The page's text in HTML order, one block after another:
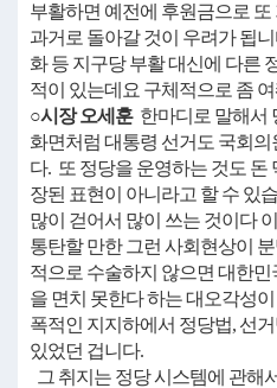
부활하면 예전에 후원금으로
과거로 돌아갈 것이 우려가 됩
화 등 지구당 부활 대신에 다른
적이 있는데요 구체적으로 좀
○시장 오세훈한마디로 말해서
화면처럼 대통령 선거도 국회의
다. 또 정당을 운영하는 것도 돈
장된 표현이 아니라고 할 수 있
많이 걷어서 많이 쓰는 것이다
통탄할 만한 그런 사회현상이
적으로 수술하지 않으면 대한
을 면치 못한다 하는 대오각성
폭적인 지지하에서 정당법, 선
있었던 겁니다.
그 취지는 정당 시스템에 관해